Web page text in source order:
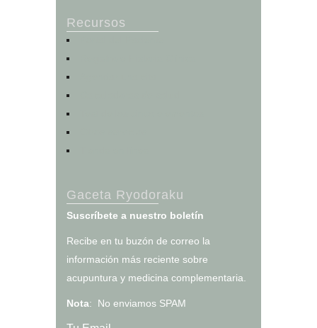
Recursos
Gaceta Ryodoraku
Suscríbete a nuestro boletín
Recibe en tu buzón de correo la
información más reciente sobre
acupuntura y medicina complementaria.
Nota: No enviamos SPAM